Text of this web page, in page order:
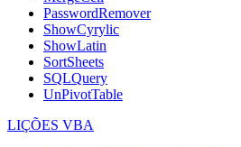
PasswordRemover
ShowCyrylic
ShowLatin
SortSheets
SQLQuery
UnPivotTable
LIÇÕES VBA